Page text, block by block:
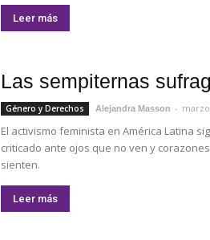
Leer más
Las sempiternas
Género y Derechos Alejandra Masson -
El activismo feminista en América Latina
criticado ante ojos que no ven y
sienten.
Leer más